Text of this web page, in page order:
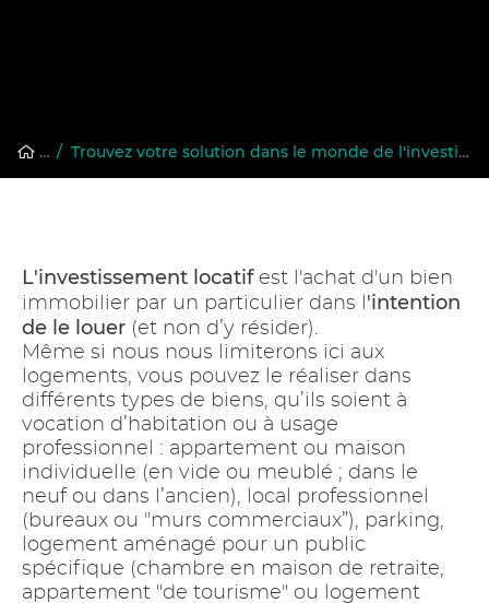
/ Acheter un bien LMNP
/ Trouvez votre solution dans le monde de l'investissement locatif
L'investissement locatif est l'achat d'un bien
immobilier par un particulier dans l 'intention
de le louer (et non d’y résider).
Même si nous nous limiterons ici aux
logements, vous pouvez le réaliser dans
différents types de biens, qu’ils soient à
vocation d’habitation ou à usage
professionnel : appartement ou maison
individuelle (en vide ou meublé ; dans le
neuf ou dans l’ancien), local professionnel
(bureaux ou "murs commerciaux”), parking,
logement aménagé pour un public
spécifique (chambre en maison de retraite,
appartement "de tourisme" ou logement